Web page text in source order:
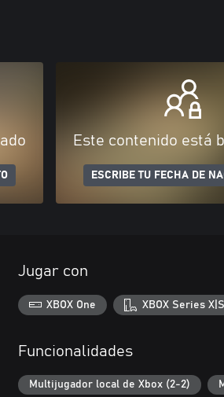
Este contenido está
ESCRIBE TU FECHA DE
Jugar con
XBOX One XBOX Series X|S
Funcionalidades
Multijugador local de Xbox (2-2)